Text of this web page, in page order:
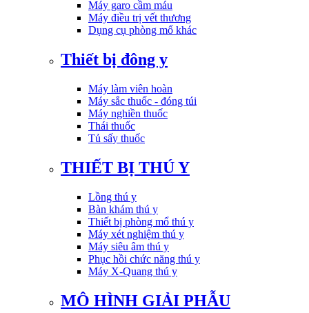
Máy garo cầm máu
Máy điều trị vết thương
Dụng cụ phòng mổ khác
Thiết bị đông y
Máy làm viên hoàn
Máy sắc thuốc - đóng túi
Máy nghiền thuốc
Thái thuốc
Tủ sấy thuốc
THIẾT BỊ THÚ Y
Lồng thú y
Bàn khám thú y
Thiết bị phòng mổ thú y
Máy xét nghiệm thú y
Máy siêu âm thú y
Phục hồi chức năng thú y
Máy X-Quang thú y
MÔ HÌNH GIẢI PHẪU